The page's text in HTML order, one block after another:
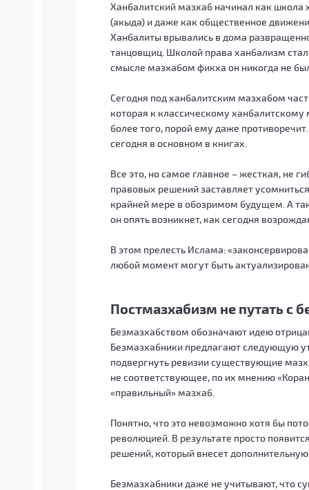
Ханбалитский мазхаб начинал как
(акыда) и даже как общественное
Ханбалиты врывались в дома
танцовщиц. Школой права ханбализм
смысле мазхабом фикха он никогда не
Сегодня под ханбалитским мазхабом
которая к классическому
более того, порой ему даже
сегодня в основном в книгах.
Все это, но самое главное – жесткая, не
правовых решений заставляет
крайней мере в обозримом будущем. А
он опять возникнет, как сегодня
В этом прелесть Ислама:
любой момент могут быть
Постмазхабизм не путать с
Безмазхабством обозначают идею
Безмазхабники предлагают следующую
подвергнуть ревизии существующие
не соответствующее, по их мнению
«правильный» мазхаб.
Понятно, что это невозможно хотя бы
революцией. В результате просто
решений, который внесет
Безмазхабники даже не учитывают, что